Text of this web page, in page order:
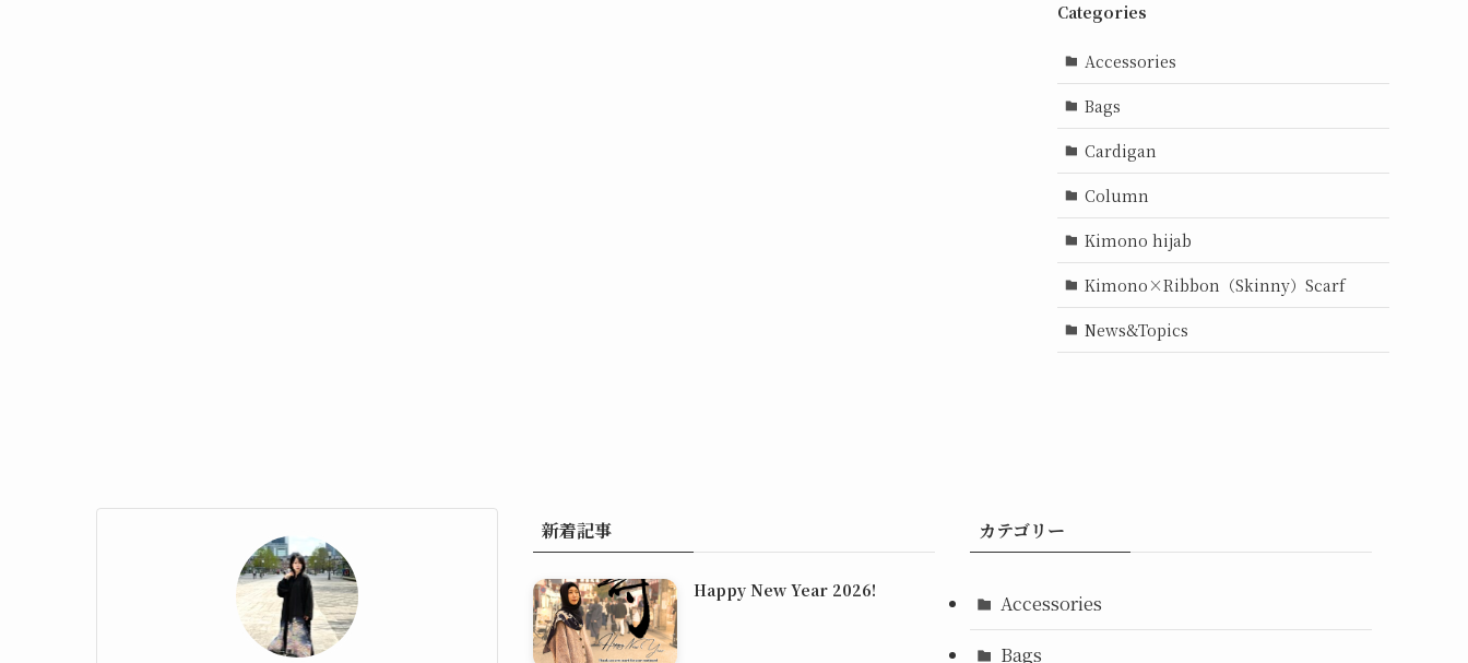
Categories
Accessories
Bags
Cardigan
Column
Kimono hijab
Kimono×Ribbon（Skinny）Scarf
News&Topics
新着記事
Happy New Year 2026!
カテゴリー
Accessories
Bags